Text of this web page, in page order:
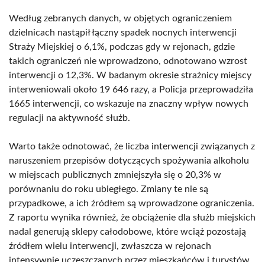
Według zebranych danych, w objętych ograniczeniem
dzielnicach nastąpił łączny spadek nocnych interwencji
Straży Miejskiej o 6,1%, podczas gdy w rejonach, gdzie
takich ograniczeń nie wprowadzono, odnotowano wzrost
interwencji o 12,3%. W badanym okresie strażnicy miejscy
interweniowali około 19 646 razy, a Policja przeprowadziła
1665 interwencji, co wskazuje na znaczny wpływ nowych
regulacji na aktywność służb.
Warto także odnotować, że liczba interwencji związanych z
naruszeniem przepisów dotyczących spożywania alkoholu
w miejscach publicznych zmniejszyła się o 20,3% w
porównaniu do roku ubiegłego. Zmiany te nie są
przypadkowe, a ich źródłem są wprowadzone ograniczenia.
Z raportu wynika również, że obciążenie dla służb miejskich
nadal generują sklepy całodobowe, które wciąż pozostają
źródłem wielu interwencji, zwłaszcza w rejonach